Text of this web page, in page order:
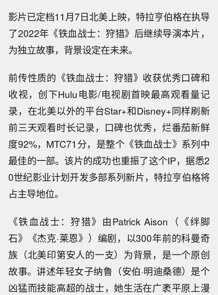
影片已定档11月7日北美上映，特拉亨伯格在执导
了2022年《铁血战士：狩猎》后继续导演本片，
为独立故事，背景设定在未来。
前传性质的《铁血战士：狩猎》收获优秀口碑和
收视，创下Hulu电影/电视剧首映最高观看量记
录，在北美以外的平台Star+和Disney+同样刷新
前三天观看时长记录，口碑也优秀，烂番茄新鲜
度92%，MTC71分，是整个《铁血战士》系列中
最佳的一部。该片的成功也重振了这个IP，据悉2
0世纪影业计划开发多部系列新片，特拉亨伯格将
占主导地位。
《铁血战士：狩猎》由Patrick Aison（《绊脚
石》《杰克·莱恩》）编剧，以300年前的科曼奇
族（北美印第安人的一支）为背景，是一个原创
故事。讲述年轻女子纳鲁（安伯·明迪桑德）是个
凶猛而技能高超的战士，她生活在广袤平原上漫